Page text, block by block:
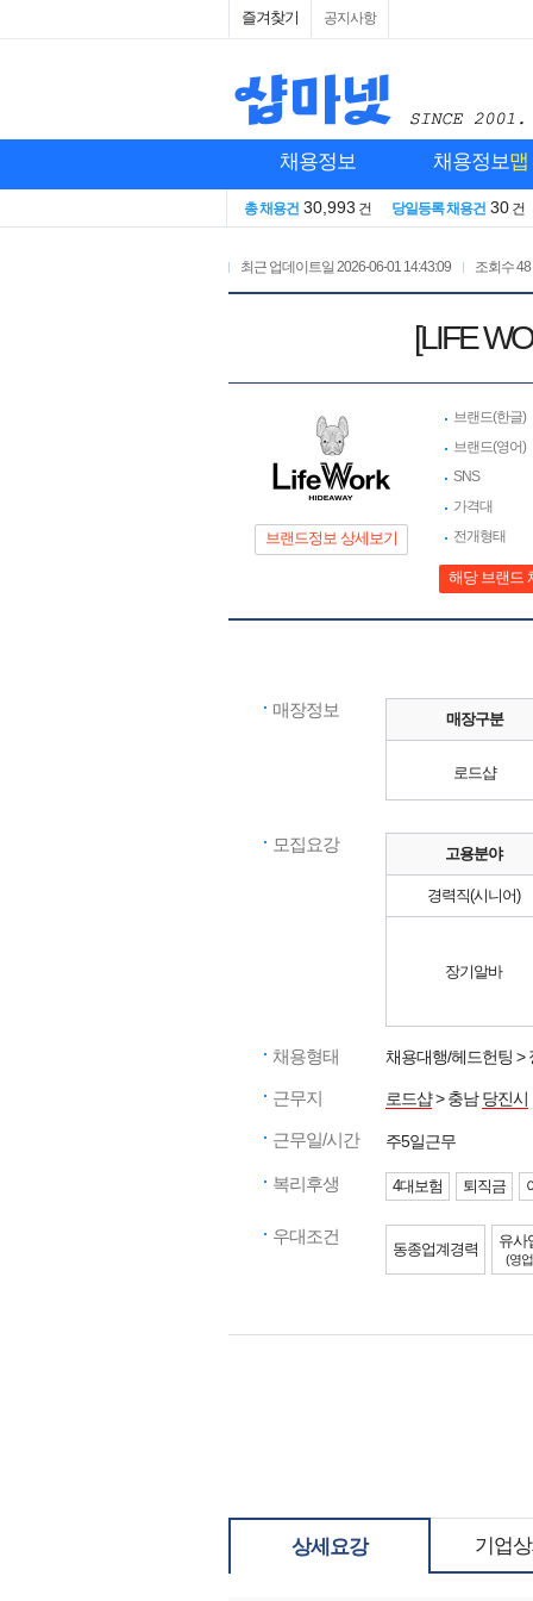
즐겨찾기 공지사항
채용정보 채용정보맵
총 채용건 30,993 건 당일등록 채용건 30 건
최근 업데이트일 2026-06-01 14:43:09 조회수48
[LIFE
브랜드정보 상세보기
브랜드(한글)
브랜드(영어)
SNS
가격대
전개형태
해당 브랜드
매장정보 매장구분
로드샵
모집요강 고용분야
경력직(시니어)
장기알바
채용형태 채용대행/헤드헌팅 >
근무지 로드샵> 충남당진시
근무일/시간 주5일근무
복리후생 4대보험 퇴직금
우대조건
동종업계경력 유사
(영
상세요강 기업